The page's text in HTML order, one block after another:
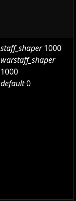
staff_shaper1000
warstaff_shaper
1000
default0